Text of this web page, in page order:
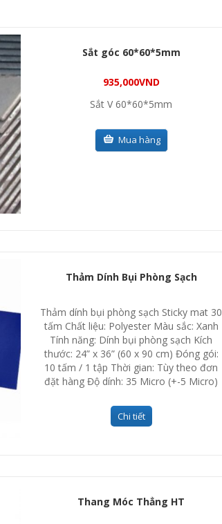
Sắt góc 60*60*5mm
935,000VND
Sắt V 60*60*5mm
Mua hàng
Thảm Dính Bụi Phòng Sạch
Thảm dính bụi phòng sạch Sticky mat 30
tấm Chất liệu: Polyester Màu sắc: Xanh
Tính năng: Dính bụi phòng sạch Kích
thước: 24” x 36” (60 x 90 cm) Đóng gói:
10 tấm / 1 tập Thời gian: Tùy theo đơn
đặt hàng Độ dính: 35 Micro (+-5 Micro)
Chi tiết
Thang Móc Thẳng HT